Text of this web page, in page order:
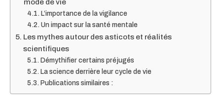
mode de vie
L’importance de la vigilance
Un impact sur la santé mentale
Les mythes autour des asticots et réalités
scientifiques
Démythifier certains préjugés
La science derrière leur cycle de vie
Publications similaires :